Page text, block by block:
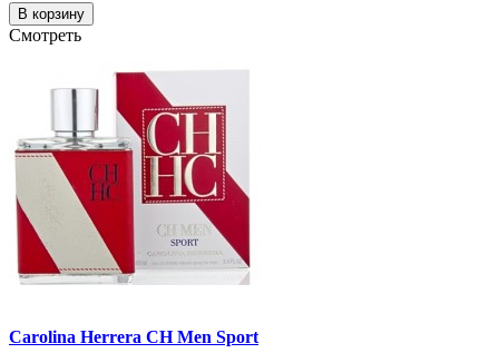
В корзину
Смотреть
Carolina Herrera CH Men Sport